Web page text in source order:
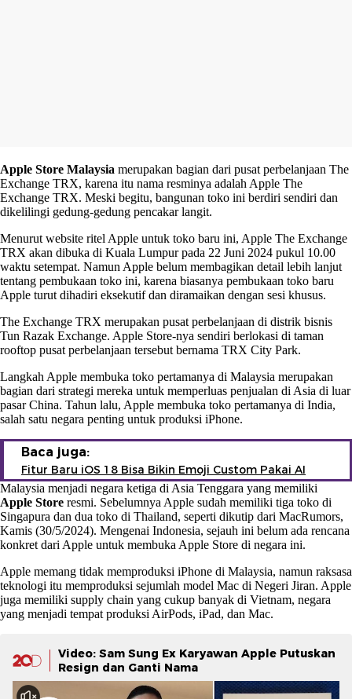
Apple Store Malaysia merupakan bagian dari pusat perbelanjaan The
Exchange TRX, karena itu nama resminya adalah Apple The
Exchange TRX. Meski begitu, bangunan toko ini berdiri sendiri dan
dikelilingi gedung-gedung pencakar langit.
Menurut website ritel Apple untuk toko baru ini, Apple The Exchange
TRX akan dibuka di Kuala Lumpur pada 22 Juni 2024 pukul 10.00
waktu setempat. Namun Apple belum membagikan detail lebih lanjut
tentang pembukaan toko ini, karena biasanya pembukaan toko baru
Apple turut dihadiri eksekutif dan diramaikan dengan sesi khusus.
The Exchange TRX merupakan pusat perbelanjaan di distrik bisnis
Tun Razak Exchange. Apple Store-nya sendiri berlokasi di taman
rooftop pusat perbelanjaan tersebut bernama TRX City Park.
Langkah Apple membuka toko pertamanya di Malaysia merupakan
bagian dari strategi mereka untuk memperluas penjualan di Asia di luar
pasar China. Tahun lalu, Apple membuka toko pertamanya di India,
salah satu negara penting untuk produksi iPhone.
Baca juga:
Fitur Baru iOS 18 Bisa Bikin Emoji Custom Pakai AI
Malaysia menjadi negara ketiga di Asia Tenggara yang memiliki
Apple Store resmi. Sebelumnya Apple sudah memiliki tiga toko di
Singapura dan dua toko di Thailand, seperti dikutip dari MacRumors,
Kamis (30/5/2024). Mengenai Indonesia, sejauh ini belum ada rencana
konkret dari Apple untuk membuka Apple Store di negara ini.
Apple memang tidak memproduksi iPhone di Malaysia, namun raksasa
teknologi itu memproduksi sejumlah model Mac di Negeri Jiran. Apple
juga memiliki supply chain yang cukup banyak di Vietnam, negara
yang menjadi tempat produksi AirPods, iPad, dan Mac.
Video: Sam Sung Ex Karyawan Apple Putuskan
Resign dan Ganti Nama